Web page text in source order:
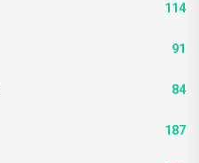
114
91
84
187